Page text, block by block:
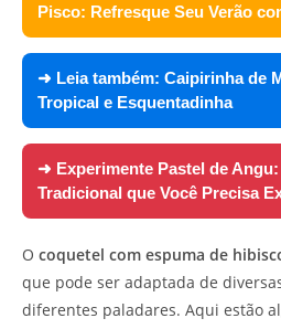
Pisco: Refresque Seu Verão
➜ Leia também: Caipirinha de
Tropical e Esquentadinha
➜ Experimente Pastel de
Tradicional que Você Precisa
O coquetel com espuma de
que pode ser adaptada de
diferentes paladares. Aqui estão